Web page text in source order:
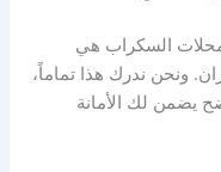
محلات السكراب هي
ونحن ندرك هذا تماماً،
يضمن لك الأمانة